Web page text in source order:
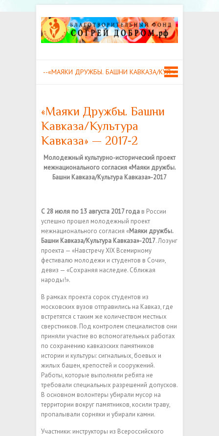
«Маяки Дружбы. Башни
Кавказа/Культура
Кавказа» — 2017-2
Молодежный культурно-исторический проект
межнационального согласия «Маяки дружбы.
Башни Кавказа/Культура Кавказа»-2017
С 28 июля по 13 августа 2017 года в России
успешно прошел молодежный проект
межнационального согласия «Маяки дружбы.
Башни Кавказа/Культура Кавказа»-2017. Лозунг
проекта — «Навстречу XIX Всемирному
фестивалю молодежи и студентов в Сочи»,
девиз — «Сохраняя наследие. Сближая
народы!».
В рамках проекта сорок студентов из
московских вузов отправились на Кавказ, где
встретятся с таким же количеством местных
сверстников. Под контролем специалистов они
приняли участие во вспомогательных работах
по сохранению кавказских памятников
истории и культуры: сигнальных, боевых и
жилых башен, крепостей и сооружений.
Работы, которые выполняли ребята не
требовали специальных разрешений допусков.
В основном волонтеры убирали мусор на
территории вокруг памятников, косили траву,
пропалывали сорняки и убирали камни.
Участники: инструкторы из Всероссийского